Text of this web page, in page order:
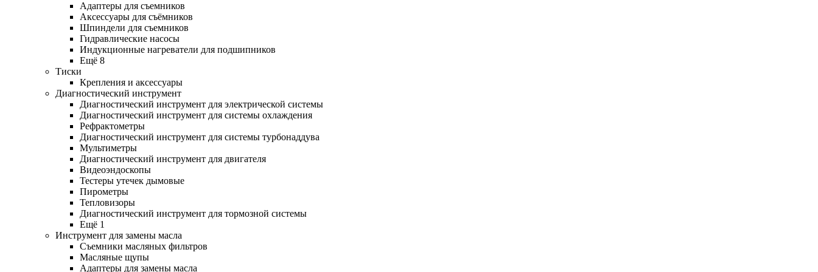
Адаптеры для съемников
Аксессуары для съёмников
Шпиндели для съемников
Гидравлические насосы
Индукционные нагреватели для подшипников
Ещё 8
Тиски
Крепления и аксессуары
Диагностический инструмент
Диагностический инструмент для электрической системы
Диагностический инструмент для системы охлаждения
Рефрактометры
Диагностический инструмент для системы турбонаддува
Мультиметры
Диагностический инструмент для двигателя
Видеоэндоскопы
Тестеры утечек дымовые
Пирометры
Тепловизоры
Диагностический инструмент для тормозной системы
Ещё 1
Инструмент для замены масла
Съемники масляных фильтров
Масляные щупы
Адаптеры для замены масла